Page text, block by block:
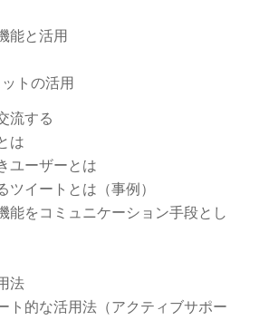
能と活用
トの活用
流する
は
ユーザーとは
ツイートとは（事例）
能をコミュニケーション手段とし
法
ト的な活用法（アクティブサポー